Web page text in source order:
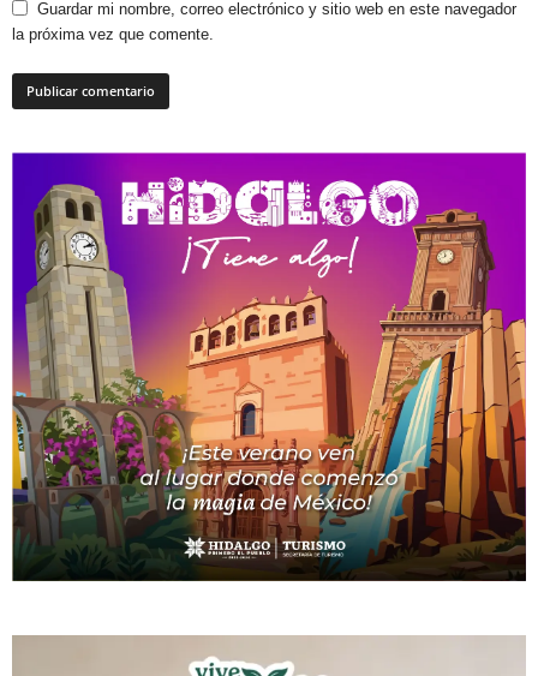
Guardar mi nombre, correo electrónico y sitio web en este navegador
la próxima vez que comente.